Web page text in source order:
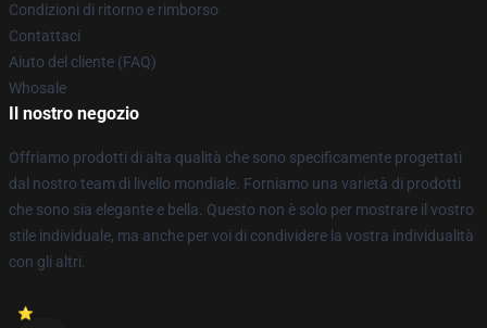
Condizioni di ritorno e rimborso
Contattaci
Aiuto del cliente (FAQ)
Whosale
Il nostro negozio
Offriamo prodotti di alta qualità che sono specificamente progettati
dal nostro team di livello mondiale. Forniamo una varietà di prodotti
che sono sia elegante e bella. Questo non è solo per mostrare il vostro
stile individuale, ma anche per voi di condividere la vostra individualità
con gli altri.